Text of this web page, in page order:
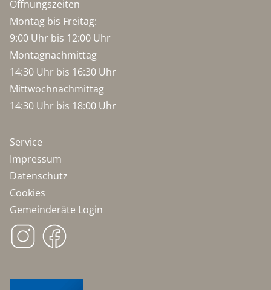
Öffnungszeiten
Montag bis Freitag:
9:00 Uhr bis 12:00 Uhr
Montagnachmittag
14:30 Uhr bis 16:30 Uhr
Mittwochnachmittag
14:30 Uhr bis 18:00 Uhr
Service
Impressum
Datenschutz
Cookies
Gemeinderäte Login